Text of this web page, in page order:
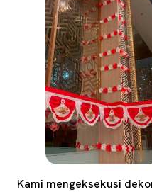
Kami mengeksekusi